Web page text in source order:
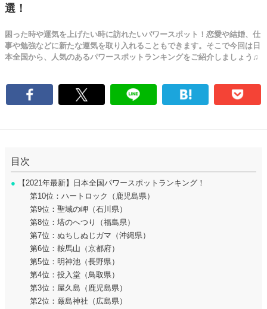
選！
困った時や運気を上げたい時に訪れたいパワースポット！恋愛や結婚、仕
事や勉強などに新たな運気を取り入れることもできます。そこで今回は日
本全国から、人気のあるパワースポットランキングをご紹介しましょう♫
目次
● 【2021年最新】日本全国パワースポットランキング！
第10位：ハートロック（鹿児島県）
第9位：聖域の岬（石川県）
第8位：塔のへつり（福島県）
第7位：ぬちしぬじガマ（沖縄県）
第6位：鞍馬山（京都府）
第5位：明神池（長野県）
第4位：投入堂（鳥取県）
第3位：屋久島（鹿児島県）
第2位：厳島神社（広島県）